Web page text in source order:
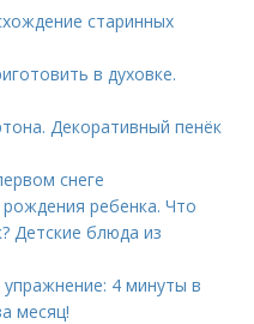
старинных
в духовке.
Декоративный пенёк
снеге
ребенка. Что
Детские блюда из
4 минуты в
месяц!